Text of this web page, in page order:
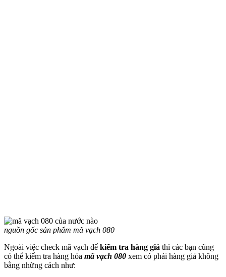
nguồn gốc sản phẩm mã vạch 080
Ngoài việc check mã vạch để kiểm tra hàng giả thì các bạn cũng
có thể kiểm tra hàng hóa mã vạch 080 xem có phải hàng giả không
bằng những cách như: